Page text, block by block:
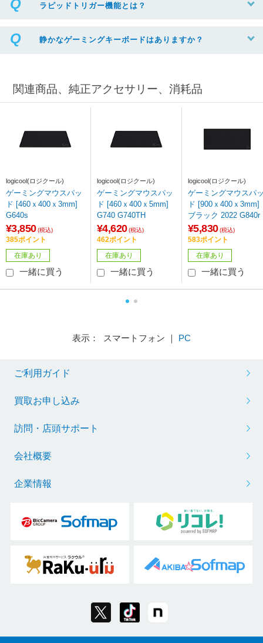
ラピッドトリガー機能とは？
静かなゲーミングキーボードはありますか？
関連商品、純正アクセサリー、消耗品
logicool(ロジクール)
ゲーミングマウスパッ
ド [460ｘ400ｘ3mm]
G640s
¥3,850 (税込)
385ポイント
在庫あり
一緒に買う
logicool(ロジクール)
ゲーミングマウスパッ
ド [460ｘ400ｘ5mm]
G740 G740TH
¥4,620 (税込)
462ポイント
在庫あり
一緒に買う
logicool(ロジクール)
ゲーミングマウスパ
ド [900ｘ400ｘ3mm]
ブラック 2022 G840r
¥5,830 (税込)
583ポイント
在庫あり
一緒に買う
表示： スマートフォン ｜ PC
ご利用ガイド
買取お申し込み
訪問・店頭サポート
会社概要
企業情報